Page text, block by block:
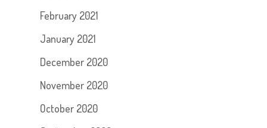
February 2021
January 2021
December 2020
November 2020
October 2020